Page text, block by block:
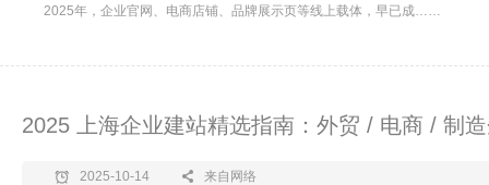
2025年，企业官网、电商店铺、品牌展示页等线上载体，早已成……
2025 上海企业建站精选指南：外贸 / 电商 / 制
2025-10-14 来自网络